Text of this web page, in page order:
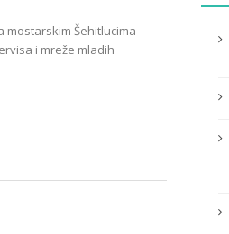
mostarskim Šehitlucima
i mreže mladih